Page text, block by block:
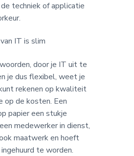
techniek of applicatie
IT is slim
door je IT uit te
je dus flexibel, weet je
rekenen op kwaliteit
op de kosten. Een
papier een stukje
medewerker in dienst,
maatwerk en hoeft
te worden.